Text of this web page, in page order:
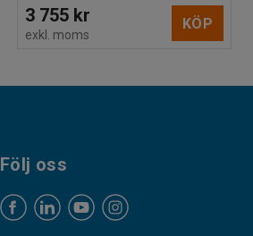
3 755 kr
exkl. moms
KÖP
Följ oss